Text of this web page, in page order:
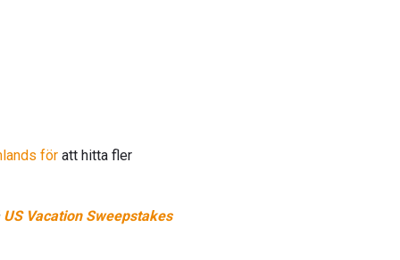
för att hitta fler
US Vacation Sweepstakes